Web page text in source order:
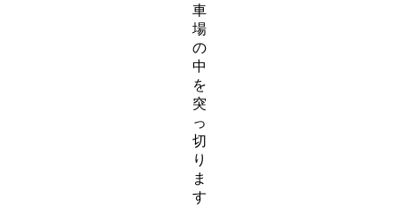
車
場
の
中
を
突
っ
切
り
ま
す